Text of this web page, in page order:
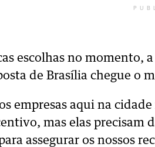
escolhas no momento,
de Brasília chegue o
empresas aqui na
mas elas precisam
assegurar os nossos